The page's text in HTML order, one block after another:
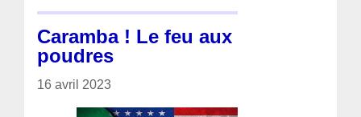
Caramba ! Le feu aux
poudres
16 avril 2023